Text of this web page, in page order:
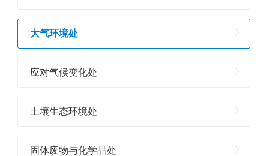
大气环境处
应对气候变化处
土壤生态环境处
固体废物与化学品处